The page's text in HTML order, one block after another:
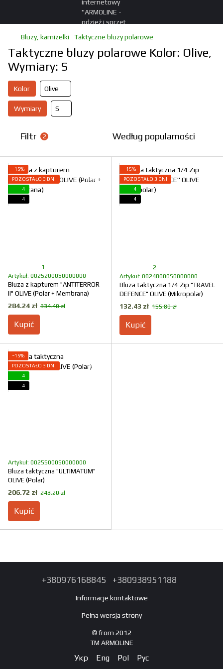
Bluzy, kamizelki Taktyczne bluzy polarowe
Taktyczne bluzy polarowe Kolor: Olive,
Wymiary: S
Kolor Olive
Wymiary S
Filtr 2 Według popularności
−15%
POZOSTAŁO 3 DNI
4
4
1
Artykuł: 00252000S0000000
Bluza z kapturem "ANTITERROR
II" OLIVE (Polar + Membrana)
284.24 zł 334.40 zł
Kupić
−15%
POZOSTAŁO 3 DNI
4
4
2
Artykuł: 00248000S0000000
Bluza taktyczna 1/4 Zip "TRAVEL
DEFENCE" OLIVE (Mikropolar)
132.43 zł 155.80 zł
Kupić
−15%
POZOSTAŁO 3 DNI
4
4
Artykuł: 00255000S0000000
Bluza taktyczna "ULTIMATUM"
OLIVE (Polar)
206.72 zł 243.20 zł
Kupić
+380976168845 +380938951188
Informacje kontaktowe
Pełna wersja strony
© from 2012
TM ARMOLINE
Укр Eng Pol Рус